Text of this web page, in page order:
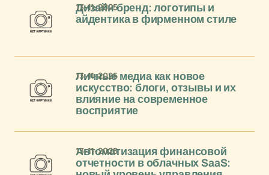
Дизайн бренд: логотипы и
айдентика в фирменном стиле
13-11-2025
Личные медиа как новое
искусство: блоги, отзывы и их
влияние на современное
восприятие
13-11-2025
Автоматизация финансовой
отчетности в облачных SaaS:
13-11-2025